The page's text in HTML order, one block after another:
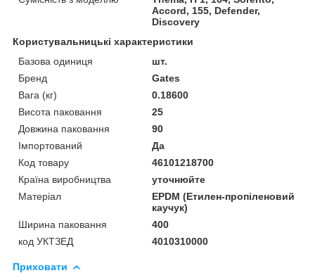
Accord, 155, Defender,
Discovery
Користувальницькі характеристики
Базова одиниця
шт.
Бренд
Gates
Вага (кг)
0.18600
Висота паковання
25
Довжина паковання
90
Імпортований
Да
Код товару
46101218700
Країна виробництва
уточнюйте
Матеріал
EPDM (Етилен-пропіленовий
каучук)
Ширина паковання
400
код УКТЗЕД
4010310000
Приховати